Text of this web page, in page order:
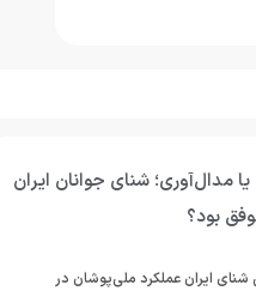
مدال‌آوری؛ شنای جوانان ایران
بود؟
ایران عملکرد ملی‌پوشان در